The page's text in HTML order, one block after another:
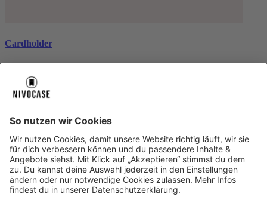
Cardholder
black
CHF 26.99
Über uns Über uns
About NIVOCASE NIVOCASE Test Lab Schreib uns
Sicher bezahlen
Sicher bezahlen